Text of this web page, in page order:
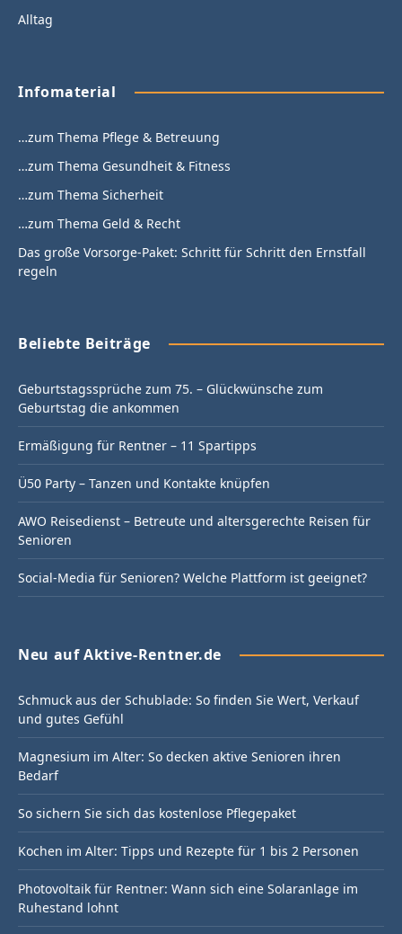
Alltag
Infomaterial
…zum Thema Pflege & Betreuung
…zum Thema Gesundheit & Fitness
…zum Thema Sicherheit
…zum Thema Geld & Recht
Das große Vorsorge-Paket: Schritt für Schritt den Ernstfall
regeln
Beliebte Beiträge
Geburtstagssprüche zum 75. – Glückwünsche zum
Geburtstag die ankommen
Ermäßigung für Rentner – 11 Spartipps
Ü50 Party – Tanzen und Kontakte knüpfen
AWO Reisedienst – Betreute und altersgerechte Reisen für
Senioren
Social-Media für Senioren? Welche Plattform ist geeignet?
Neu auf Aktive-Rentner.de
Schmuck aus der Schublade: So finden Sie Wert, Verkauf
und gutes Gefühl
Magnesium im Alter: So decken aktive Senioren ihren
Bedarf
So sichern Sie sich das kostenlose Pflegepaket
Kochen im Alter: Tipps und Rezepte für 1 bis 2 Personen
Photovoltaik für Rentner: Wann sich eine Solaranlage im
Ruhestand lohnt